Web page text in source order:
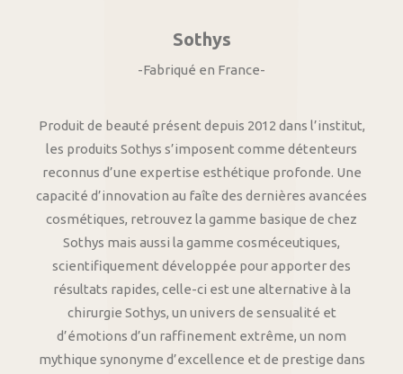
Sothys
-Fabriqué en France-
Produit de beauté présent depuis 2012 dans l’institut,
les produits Sothys s’imposent comme détenteurs
reconnus d’une expertise esthétique profonde. Une
capacité d’innovation au faîte des dernières avancées
cosmétiques, retrouvez la gamme basique de chez
Sothys mais aussi la gamme cosméceutiques,
scientifiquement développée pour apporter des
résultats rapides, celle-ci est une alternative à la
chirurgie Sothys, un univers de sensualité et
d’émotions d’un raffinement extrême, un nom
mythique synonyme d’excellence et de prestige dans